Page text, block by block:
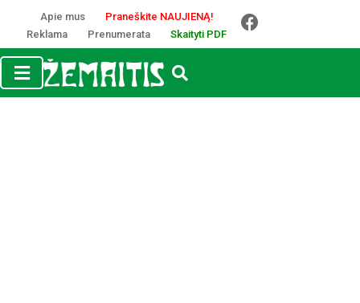
Apie mus
Praneškite NAUJIENĄ!
Reklama
Prenumerata Skaityti PDF